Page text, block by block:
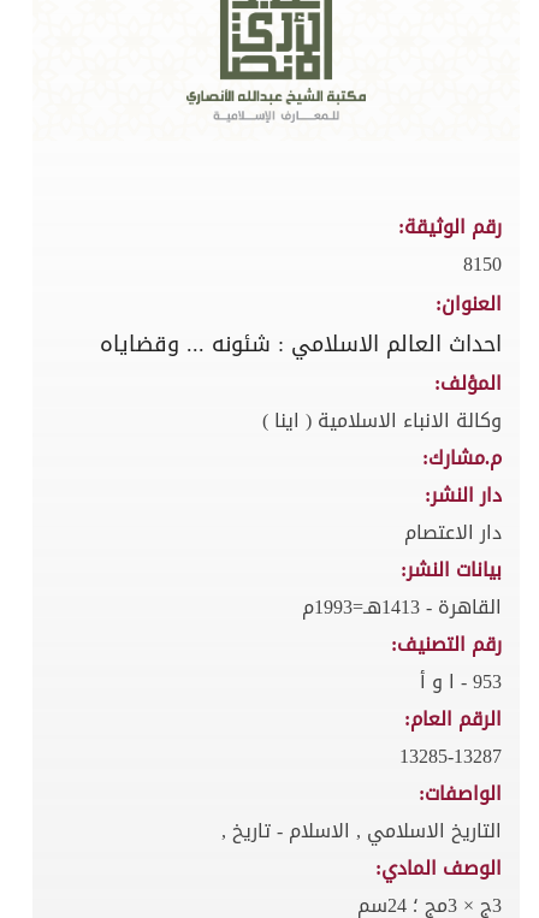
رقم الوثيقة:
8150
العنوان:
احداث العالم الاسلامي : شئونه ... وقضاياه
المؤلف:
وكالة الانباء الاسلامية ( اينا )
م.مشارك:
دار النشر:
دار الاعتصام
بيانات النشر:
القاهرة - 1413هـ=1993م
رقم التصنيف:
953 - ا و أ
الرقم العام:
13285-13287
الواصفات:
التاريخ الاسلامي , الاسلام - تاريخ ,
الوصف المادي:
3ج × 3مج ؛ 24سم